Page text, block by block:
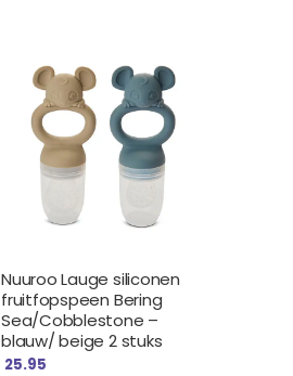
Nuuroo Lauge siliconen
fruitfopspeen Bering
Sea/Cobblestone –
blauw/ beige 2 stuks
25.95